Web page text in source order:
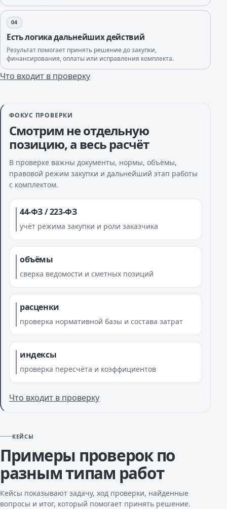
04
Есть логика дальнейших действий
Результат помогает принять решение до закупки,
финансирования, оплаты или исправления комплекта.
Что входит в проверку
ФОКУС ПРОВЕРКИ
Смотрим не отдельную
позицию, а весь расчёт
В проверке важны документы, нормы, объёмы,
правовой режим закупки и дальнейший этап работы
с комплектом.
44-ФЗ / 223-ФЗ
учёт режима закупки и роли заказчика
объёмы
сверка ведомости и сметных позиций
расценки
проверка нормативной базы и состава затрат
индексы
проверка пересчёта и коэффициентов
Что входит в проверку
КЕЙСЫ
Примеры проверок по
разным типам работ
Кейсы показывают задачу, ход проверки, найденные
вопросы и итог, который помогает принять решение.